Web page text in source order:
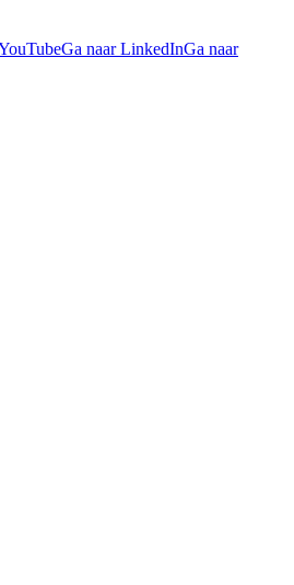
Ga naar LinkedInGa naar